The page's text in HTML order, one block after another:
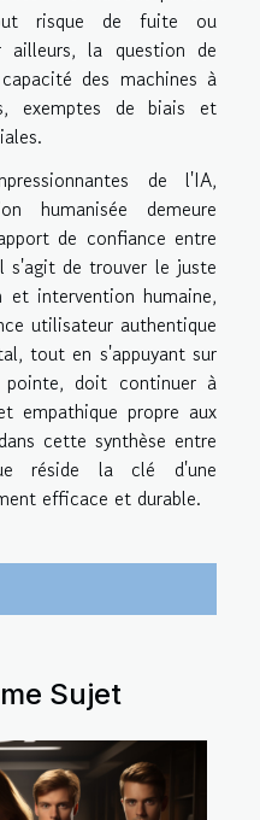
risque de fuite ou
ailleurs, la question de
des machines à
exemptes de biais et
de l'IA,
humanisée demeure
de confiance entre
s'agit de trouver le juste
intervention humaine,
utilisateur authentique
tout en s'appuyant sur
doit continuer à
empathique propre aux
cette synthèse entre
réside la clé d'une
efficace et durable.
Sujet